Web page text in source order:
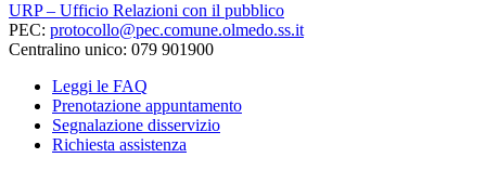
URP – Ufficio Relazioni con il pubblico
PEC: protocollo@pec.comune.olmedo.ss.it
Centralino unico: 079 901900
Leggi le FAQ
Prenotazione appuntamento
Segnalazione disservizio
Richiesta assistenza